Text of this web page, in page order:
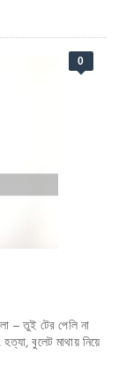
0
– তুই টের পেলি না
বুলেট মাথায় নিয়ে